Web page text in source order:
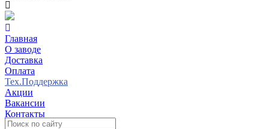
Главная
О заводе
Доставка
Оплата
Тех.Поддержка
Акции
Вакансии
Контакты